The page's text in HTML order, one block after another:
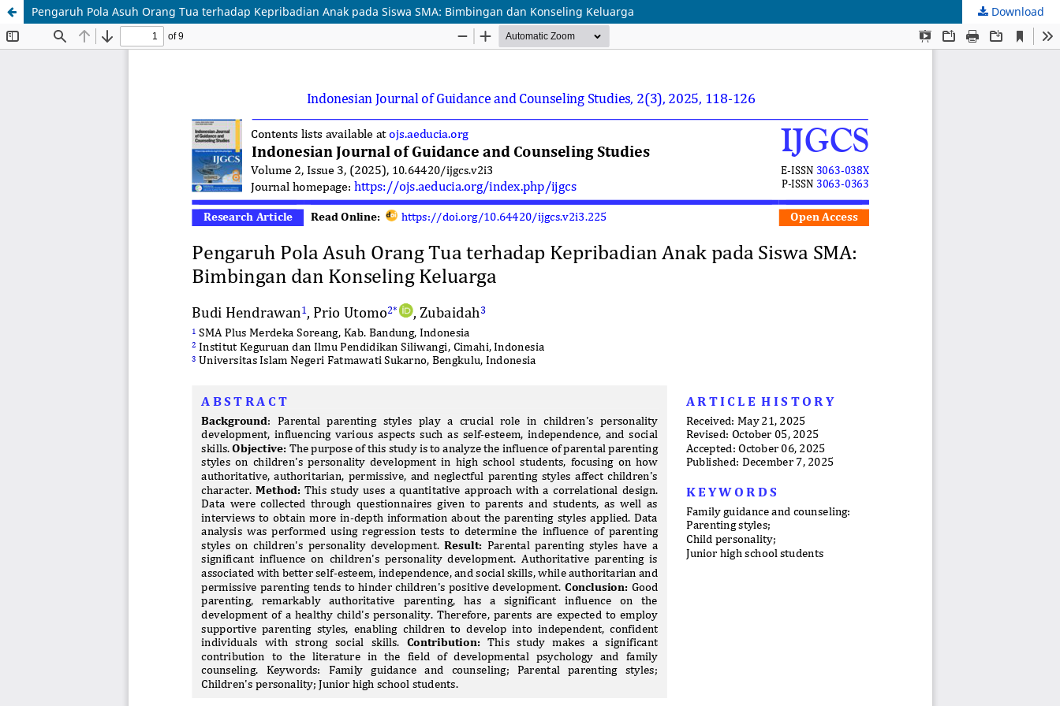
Pengaruh Pola Asuh Orang Tua terhadap Kepribadian Anak pada Siswa SMA: Bimbingan dan Konseling Keluarga Download